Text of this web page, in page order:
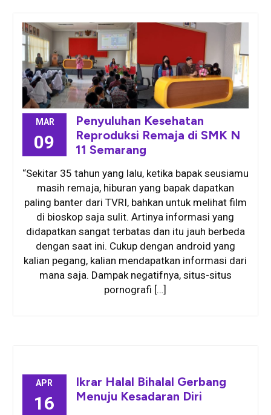
MAR
09
Penyuluhan Kesehatan
Reproduksi Remaja di SMK N
11 Semarang
“Sekitar 35 tahun yang lalu, ketika bapak seusiamu
masih remaja, hiburan yang bapak dapatkan
paling banter dari TVRI, bahkan untuk melihat film
di bioskop saja sulit. Artinya informasi yang
didapatkan sangat terbatas dan itu jauh berbeda
dengan saat ini. Cukup dengan android yang
kalian pegang, kalian mendapatkan informasi dari
mana saja. Dampak negatifnya, situs-situs
pornografi […]
APR
16
Ikrar Halal Bihalal Gerbang
Menuju Kesadaran Diri